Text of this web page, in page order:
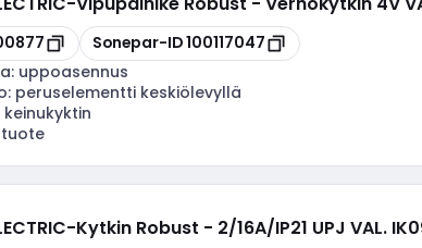
Kopioi
Sonepar-ID100117047
uppoasennus
peruselementti keskiölevyllä
keinukyktin
-Kytkin Robust - 2/16A/IP21 UPJ VAL.